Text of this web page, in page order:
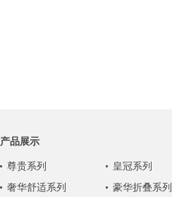
产品展示
尊贵系列
皇冠系列
奢华舒适系列
豪华折叠系列